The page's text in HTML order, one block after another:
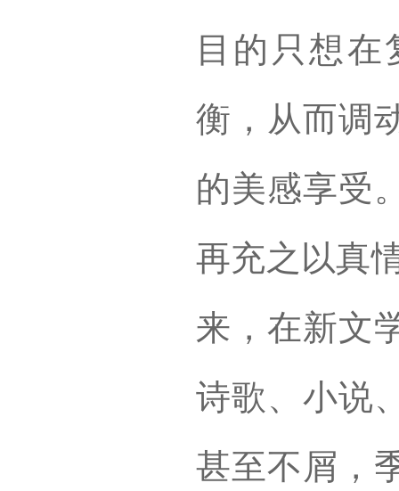
目的只想
衡，从而调
的美感享受
再充之以真
来，在新文
诗歌、小说
甚至不屑，